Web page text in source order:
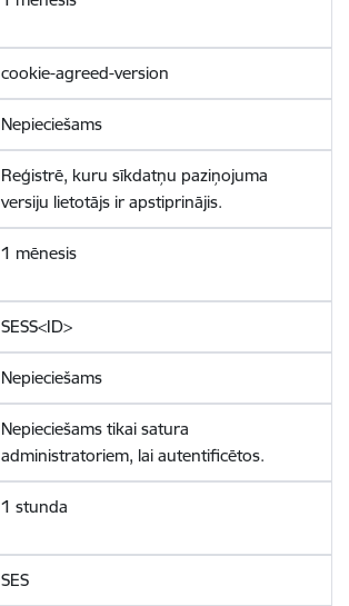
cookie-agreed-version
Nepieciešams
Reģistrē, kuru sīkdatņu paziņojuma
versiju lietotājs ir apstiprinājis.
1 mēnesis
SESS<ID>
Nepieciešams
Nepieciešams tikai satura
administratoriem, lai autentificētos.
1 stunda
SES